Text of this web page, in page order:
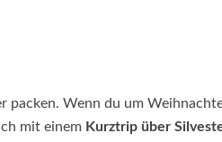
Wenn du um
mit einem Kurztrip über